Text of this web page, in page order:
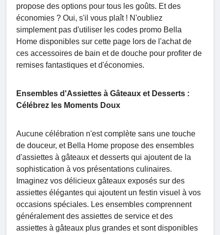
propose des options pour tous les goûts. Et des
économies ? Oui, s'il vous plaît ! N'oubliez
simplement pas d'utiliser les codes promo Bella
Home disponibles sur cette page lors de l'achat de
ces accessoires de bain et de douche pour profiter de
remises fantastiques et d'économies.
Ensembles d'Assiettes à Gâteaux et Desserts :
Célébrez les Moments Doux
Aucune célébration n'est complète sans une touche
de douceur, et Bella Home propose des ensembles
d'assiettes à gâteaux et desserts qui ajoutent de la
sophistication à vos présentations culinaires.
Imaginez vos délicieux gâteaux exposés sur des
assiettes élégantes qui ajoutent un festin visuel à vos
occasions spéciales. Les ensembles comprennent
généralement des assiettes de service et des
assiettes à gâteaux plus grandes et sont disponibles